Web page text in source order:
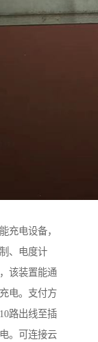
充电设备，
、电度计
该装置能通
电。支付方
路出线至插
。可连接云